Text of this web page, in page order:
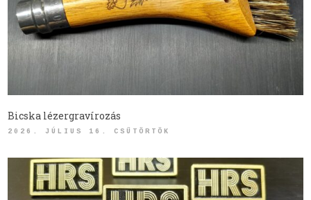
Bicska lézergravírozás
2026. JÚLIUS 16. CSÜTÖRTÖK